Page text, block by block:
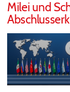
Milei und